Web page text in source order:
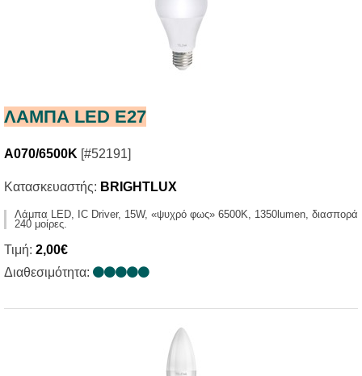
ΛΑΜΠΑ LED E27
A070/6500K [#52191]
Κατασκευαστής: BRIGHTLUX
Λάμπα LED, IC Driver, 15W, «ψυχρό φως» 6500Κ, 1350lumen, διασπορά
240 μοίρες.
Τιμή: 2,00€
Διαθεσιμότητα: